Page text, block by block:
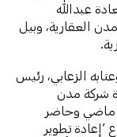
عبدالله
العقارية، وبيل
الزعابي، رئيس
شركة مدن
ماضي وحاضر
تطوير